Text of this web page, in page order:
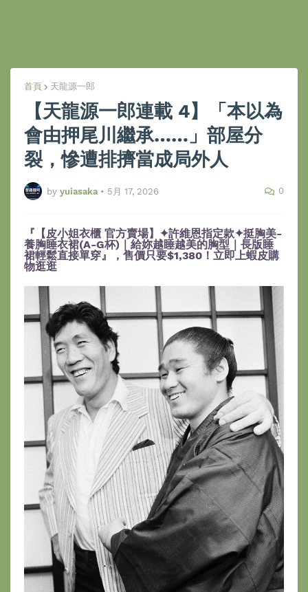
首頁 天龍源一郎
【天龍源一郎連載 4】「本以為
會由押尾川繼承……」部屋分
裂，慘遭排擠當成局外人
by yuiasaka • 5月 17, 2026 0
『【皮小姐衣櫃 官方賣場】✦許維恩指定款✦挺胸美-
養胸睡衣裙(A-G杯)｜給妳越睡越美的胸型｜長版睡
裙輕鬆直接單穿』，售價只要$1,380！立即上蝦皮購
物逛逛